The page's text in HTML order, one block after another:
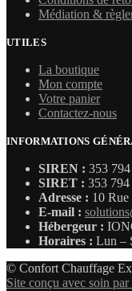
Médiation &
UTILES
La boutique
Mon compte
Votre panier
Contactez-nous
INFORMATIONS
SIREN : 353
SIRET : 353
Adresse : 10 Rue
E-mail :
Hébergeur :
Horaires : Lun –
© Confort Chauffage
Site conçu avec soin